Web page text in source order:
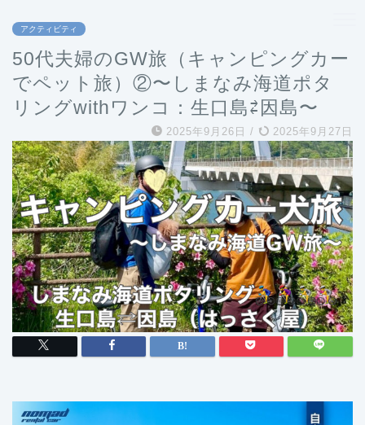
アクティビティ
50代夫婦のGW旅（キャンピングカー
でペット旅）②〜しまなみ海道ポタ
リングwithワンコ：生口島⇄因島〜
2025年9月26日 / 2025年9月27日